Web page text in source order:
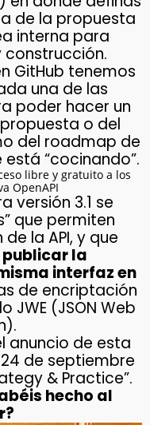
de la propuesta
interna para
GitHub tenemos
una de las
poder hacer un
o del
del roadmap de
“cocinando”.
libre y gratuito a los
OpenAPI
versión 3.1 se
que permiten
la API, y que
publicar la
interfaz en
de encriptación
JWE (JSON Web
anuncio de esta
de septiembre
& Practice”.
hecho al